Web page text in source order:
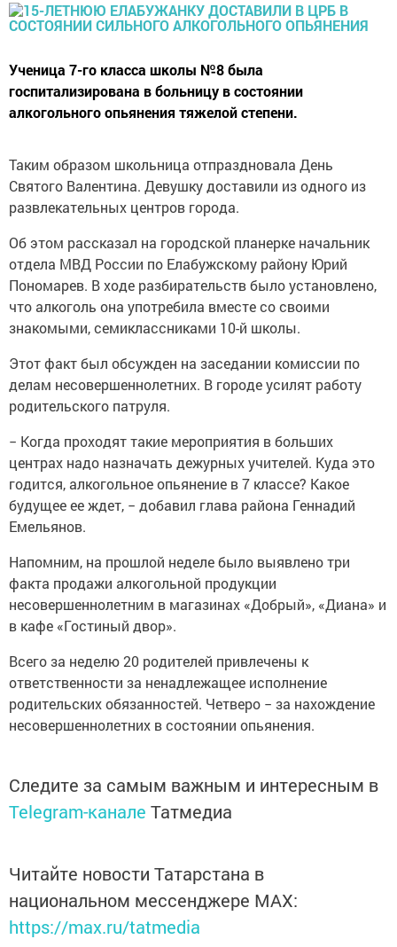
Ученица 7-го класса школы №8 была
госпитализирована в больницу в состоянии
алкогольного опьянения тяжелой степени.
Таким образом школьница отпраздновала День
Святого Валентина. Девушку доставили из одного из
развлекательных центров города.
Об этом рассказал на городской планерке начальник
отдела МВД России по Елабужскому району Юрий
Пономарев. В ходе разбирательств было установлено,
что алкоголь она употребила вместе со своими
знакомыми, семиклассниками 10-й школы.
Этот факт был обсужден на заседании комиссии по
делам несовершеннолетних. В городе усилят работу
родительского патруля.
− Когда проходят такие мероприятия в больших
центрах надо назначать дежурных учителей. Куда это
годится, алкогольное опьянение в 7 классе? Какое
будущее ее ждет, − добавил глава района Геннадий
Емельянов.
Напомним, на прошлой неделе было выявлено три
факта продажи алкогольной продукции
несовершеннолетним в магазинах «Добрый», «Диана» и
в кафе «Гостиный двор».
Всего за неделю 20 родителей привлечены к
ответственности за ненадлежащее исполнение
родительских обязанностей. Четверо − за нахождение
несовершеннолетних в состоянии опьянения.
Следите за самым важным и интересным в
Telegram-канале Татмедиа
Читайте новости Татарстана в
национальном мессенджере MАХ:
https://max.ru/tatmedia